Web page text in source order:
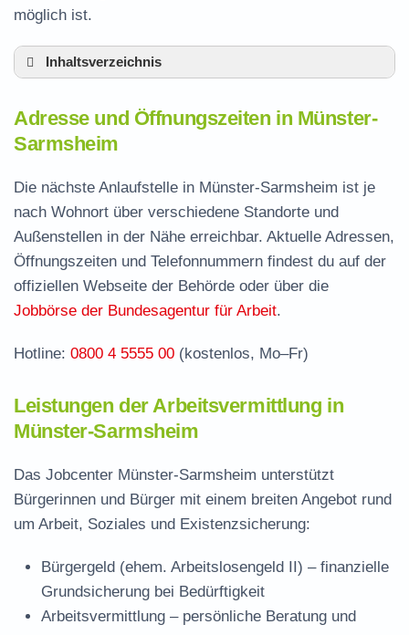
möglich ist.
Inhaltsverzeichnis
Sarmsheim
Leistungen der Arbeitsvermittlung in Münster-
Sarmsheim
Termin vereinbaren und Bürgergeld beantragen
Jobcenter Mainz-Bingen – zuständige Stelle
Stellenangebote und Jobbörse in Münster-
Sarmsheim
Adresse und Öffnungszeiten in Münster-
Sarmsheim
Die nächste Anlaufstelle in Münster-Sarmsheim ist je
nach Wohnort über verschiedene Standorte und
Außenstellen in der Nähe erreichbar. Aktuelle Adressen,
Öffnungszeiten und Telefonnummern findest du auf der
offiziellen Webseite der Behörde oder über die
Jobbörse der Bundesagentur für Arbeit.
Hotline: 0800 4 5555 00 (kostenlos, Mo–Fr)
Leistungen der Arbeitsvermittlung in
Münster-Sarmsheim
Das Jobcenter Münster-Sarmsheim unterstützt
Bürgerinnen und Bürger mit einem breiten Angebot rund
um Arbeit, Soziales und Existenzsicherung:
Bürgergeld (ehem. Arbeitslosengeld II) – finanzielle
Grundsicherung bei Bedürftigkeit
Arbeitsvermittlung – persönliche Beratung und